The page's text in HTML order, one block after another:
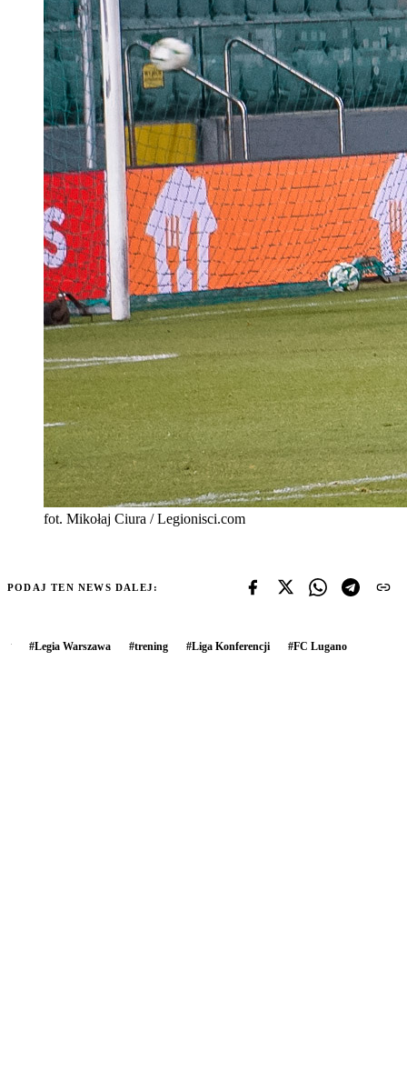
fot. Mikołaj Ciura / Legionisci.com
PODAJ TEN NEWS DALEJ:
#Legia Warszawa #trening #Liga Konferencji #FC Lugano